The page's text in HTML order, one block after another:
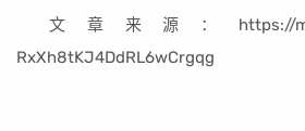
文章来源：https://
RxXh8tKJ4DdRL6wCrgqg